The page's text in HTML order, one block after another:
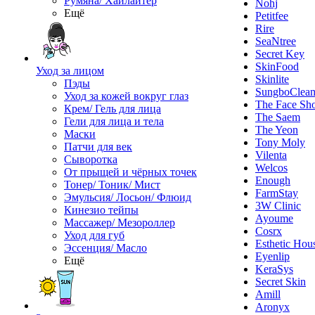
Ещё
Уход за лицом
Пэды
Уход за кожей вокруг глаз
Крем/ Гель для лица
Гели для лица и тела
Маски
Патчи для век
Сыворотка
От прыщей и чёрных точек
Тонер/ Тоник/ Мист
Эмульсия/ Лосьон/ Флюид
Кинезио тейпы
Массажер/ Мезороллер
Уход для губ
Эссенция/ Масло
Ещё
Nohj
Petitfee
Rire
SeaNtree
Secret Key
SkinFood
Skinlite
The Face
The Saem
The Yeon
Tony Moly
Vilenta
Welcos
Enough
FarmStay
3W Clinic
Ayoume
Cosrx
Esthetic
Eyenlip
KeraSys
Secret Skin
Amill
Aronyx